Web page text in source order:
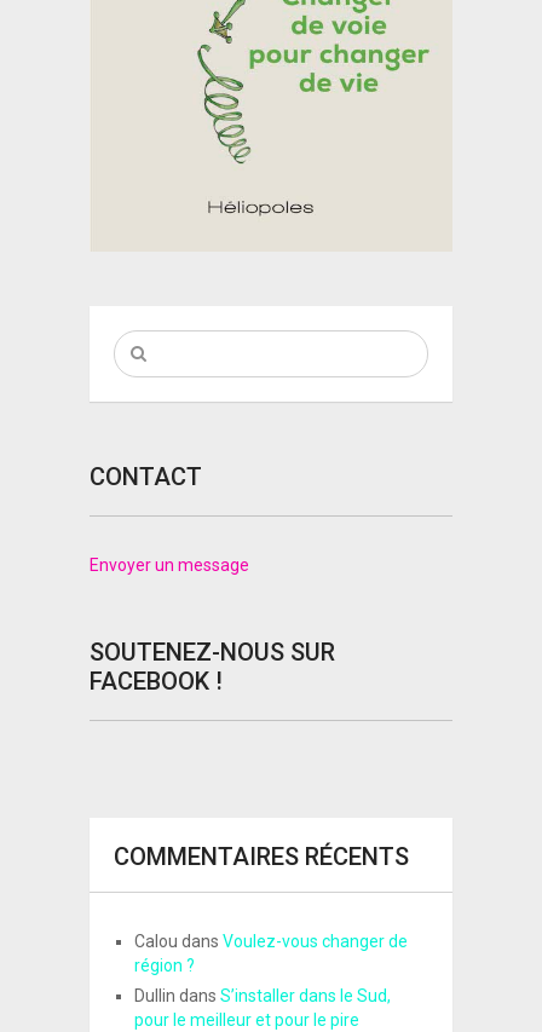
CONTACT
Envoyer un message
SOUTENEZ-NOUS SUR
FACEBOOK !
COMMENTAIRES RÉCENTS
Calou dans Voulez-vous changer de
région ?
Dullin dans S’installer dans le Sud,
pour le meilleur et pour le pire